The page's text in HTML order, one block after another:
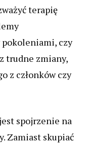
terapię
czy
trudne zmiany,
z członków czy
spojrzenie na
Zamiast skupiać